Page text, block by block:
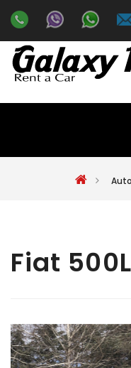
Color
Fiat